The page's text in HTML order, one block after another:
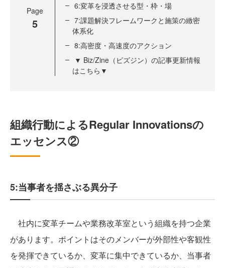
Page
5
6:変革を浸透させる型・枠・場
7:課題解決フレームワークと施策の緻密
体系化
8:高密度・高速度のアクション
▼ Biz/Zine（ビズジン）の記事更新情報
はこちら▼
組織行動によるRegular Innovationsの
エッセンス②
5:当事者を揺さぶる異分子
社内に変革チームや業務改革室という組織を持つ企業
があります。ポイントはそのメンバーが外部性や客観性
を発揮できているか、変革に集中できているか、当事者